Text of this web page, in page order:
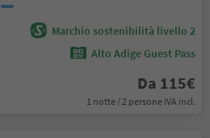
Marchio sostenibilità livello 2
Alto Adige Guest Pass
Da 115€
1 notte / 2 persone IVA incl.